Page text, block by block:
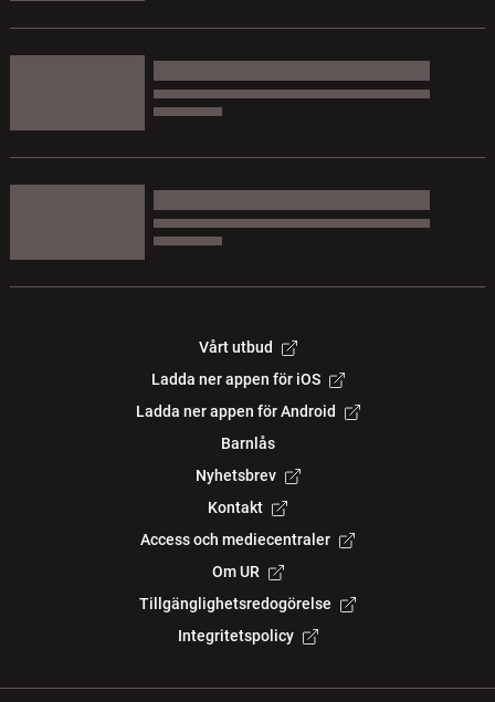
Vårt utbud
Ladda ner appen för iOS
Ladda ner appen för Android
Barnlås
Nyhetsbrev
Kontakt
Access och mediecentraler
Om UR
Tillgänglighetsredogörelse
Integritetspolicy